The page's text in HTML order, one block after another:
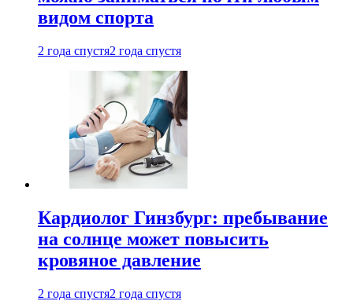
видом спорта
2 года спустя2 года спустя
Кардиолог Гинзбург: пребывание
на солнце может повысить
кровяное давление
2 года спустя2 года спустя